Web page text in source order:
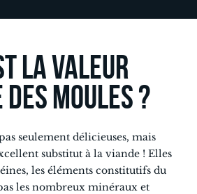
la valeur
moules ?
seulement délicieuses, mais
substitut à la viande ! Elles
les éléments constitutifs du
les nombreux minéraux et